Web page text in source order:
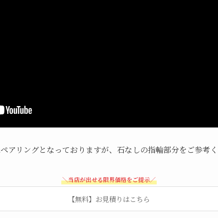
アリングとなっておりますが、石なしの指輪部分をご参考
＼当店が出せる限界価格をご提示／
【無料】お見積りはこちら